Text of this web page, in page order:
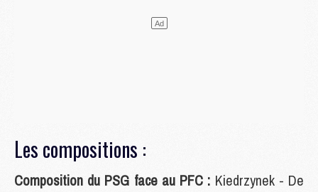
Les compositions :
Composition du PSG face au PFC : Kiedrzynek - De